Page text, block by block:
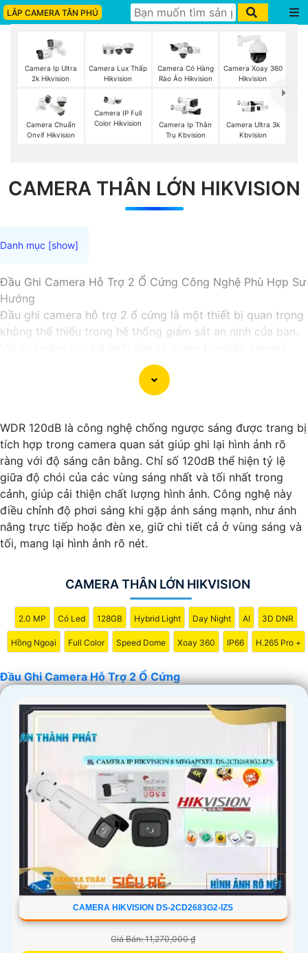
LẮP CAMERA TÂN PHÚ
Camera Ip Ultra
2k Hikvision
Camera Lux Thấp
Hikvision
Camera Có Hàng
Rào Ảo Hikvision
Camera Xoay 360
Hikvision
Camera Chuẩn
Onvif Hikvision
Camera IP Full
Color Hikvision
Camera Ip Thân
Trụ Kbvision
Camera Ultra 3k
Kbvision
CAMERA THÂN LỚN HIKVISION
Đầu Ghi Camera Hỗ Trợ 2 Ổ Cứng Công Nghệ Phù Hợp Sư
Hướng
Đầu ghi camera hỗ trợ 2 ổ cứng là một thiết bị quan trọng
không thể thiếu trong hệ thống giám sát an ninh của bạn.
cùng một lúc, đầu ghi này giúp bạn quản lý và theo dõi
các hoạt động trong và ngoài nhà một cách hiệu quả.
Công nghệ mới nhất được áp dụng vào đầu ghi camera
trợ 2 ổ cứng cho phép bạn mở rộng không gian lưu trữ mà
không cần lo lắng về việc ghi đè dữ liệu quan trọng.
Nếu bạn đang tìm kiếm một giải pháp giám sát an ninh
thông minh và tiện lợi, đầu ghi camera hỗ trợ 2 ổ cứng
công nghệ phù hợp sẽ là sự lựa chọn hoàn hảo cho nhu
cầu của bạn. Hãy đầu tư vào sản phẩm này để bảo vệ và
giám sát nhà ở, cửa hàng hoặc văn phòng của bạn một
cách chuyên nghiệp và hiệu quả nhất.
WDR 120dB là công nghệ chống ngược sáng được trang bị
tích hợp trong camera quan sát giúp ghi lại hình ảnh rõ
ràng với độ sáng cân bằng. Chỉ số 120dB thể hiện tỷ lệ
giữa độ chói của các vùng sáng nhất và tối nhất trong
cảnh, giúp cải thiện chất lượng hình ảnh. Công nghệ này
điều chỉnh độ phơi sáng khi gặp ánh sáng mạnh, như ánh
nắng trực tiếp hoặc đèn xe, giữ chi tiết cả ở vùng sáng và
tối, mang lại hình ảnh rõ nét.
CAMERA THÂN LỚN HIKVISION
2.0 MP Có Led 128GB Hybrid Light Day Night AI 3D DNR
Hồng Ngoại Full Color Speed Dome Xoay 360 IP66 H.265 Pro +
Đầu Ghi Camera Hỗ Trợ 2 Ổ Cứng
CAMERA HIKVISION DS-2CD2683G2-IZS
Giá Bán: 11,270,000 ₫